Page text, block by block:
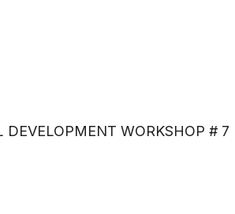
DEVELOPMENT WORKSHOP # 7